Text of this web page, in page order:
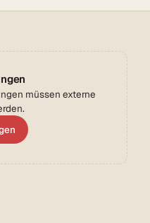
müssen externe